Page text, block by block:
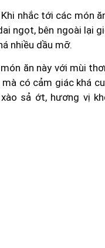
Khi nhắc tới các món
ngọt, bên ngoài lại
nhiều dầu mỡ.
món ăn này với mùi
mà có cảm giác khá
sả ớt, hương vị